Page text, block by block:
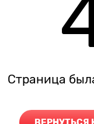
Страница